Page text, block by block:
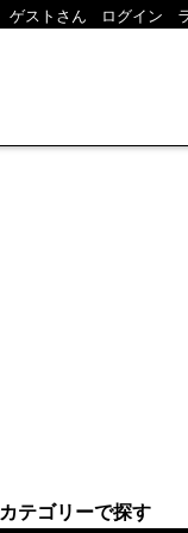
ゲストさん ログイン
カテゴリーで探す